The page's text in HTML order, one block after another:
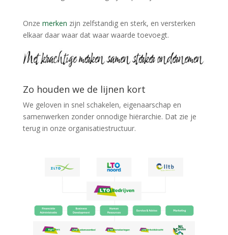
Onze merken zijn zelfstandig en sterk, en versterken
elkaar daar waar dat waar waarde toevoegt.
Zo houden we de lijnen kort
We geloven in snel schakelen, eigenaarschap en
samenwerken zonder onnodige hiërarchie. Dat zie je
terug in onze organisatiestructuur.